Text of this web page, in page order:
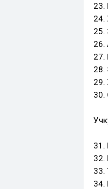
23.
24.
25.
26.
27.
28.
29.
30.
31.
32.
33.
34.